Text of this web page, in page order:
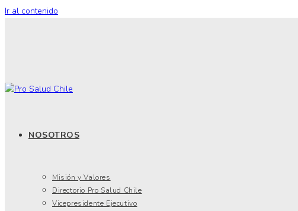
Ir al contenido
NOSOTROS
Misión y Valores
Directorio Pro Salud Chile
Vicepresidente Ejecutivo